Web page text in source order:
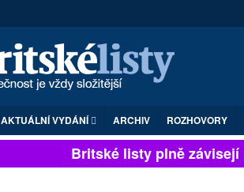
AKTUÁLNÍ VYDÁNÍ ARCHIV ROZHOVORY
Britské listy plně závisejí